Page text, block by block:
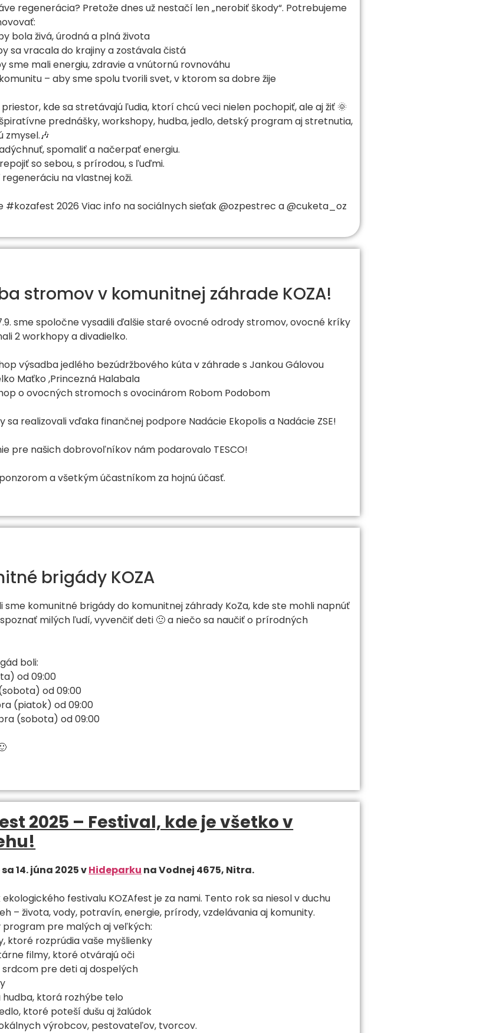
regenerácia? Pretože dnes už nestačí len „nerobiť škody“. Potrebujeme
bola živá, úrodná a plná života
sa vracala do krajiny a zostávala čistá
sme mali energiu, zdravie a vnútornú rovnováhu
– aby sme spolu tvorili svet, v ktorom sa dobre žije
priestor, kde sa stretávajú ľudia, ktorí chcú veci nielen pochopiť, ale aj žiť 🌞
prednášky, workshopy, hudba, jedlo, detský program aj stretnutia,
zmysel.🎶
spomaliť a načerpať energiu.
so sebou, s prírodou, s ľuďmi.
regeneráciu na vlastnej koži.
#kozafest 2026 Viac info na sociálnych sieťak @ozpestrec a @cuketa_oz
stromov v komunitnej záhrade KOZA!
sme spoločne vysadili ďalšie staré ovocné odrody stromov, ovocné kríky
2 workhopy a divadielko.
výsadba jedlého bezúdržbového kúta v záhrade s Jankou Gálovou
Maťko ,Princezná Halabala
o ovocných stromoch s ovocinárom Robom Podobom
sa realizovali vďaka finančnej podpore Nadácie Ekopolis a Nadácie ZSE!
pre našich dobrovoľníkov nám podarovalo TESCO!
a všetkým účastníkom za hojnú účasť.
brigády KOZA
sme komunitné brigády do komunitnej záhrady KoZa, kde ste mohli napnúť
milých ľudí, vyvenčiť deti 🙂 a niečo sa naučiť o prírodných
boli:
od 09:00
od 09:00
(piatok) od 09:00
(sobota) od 09:00
2025 – Festival, kde je všetko v
14. júna 2025 vHideparku na Vodnej 4675, Nitra.
festivalu KOZAfest je za nami. Tento rok sa niesol v duchu
– života, vody, potravín, energie, prírody, vzdelávania aj komunity.
pre malých aj veľkých:
ktoré rozprúdia vaše myšlienky
filmy, ktoré otvárajú oči
srdcom pre deti aj dospelých
hudba, ktorá rozhýbe telo
ktoré poteší dušu aj žalúdok
výrobcov, pestovateľov, tvorcov.